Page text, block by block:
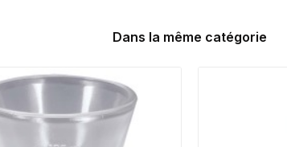
Dans la même catégorie